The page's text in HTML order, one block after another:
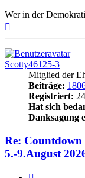
Wer in der
Scotty46125-3
Mitglied der
Beiträge:
Registriert:
Hat sich
Danksagung
Re: Countdown
5.-9.August